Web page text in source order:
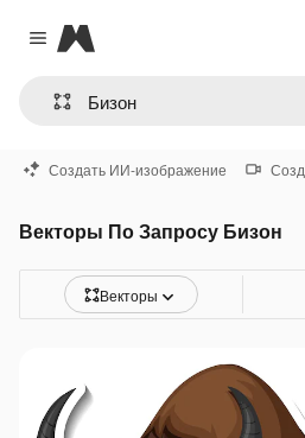
Close menu
Magnific
Создать ИИ-изображение
Векторы По Запросу Бизон
Векторы